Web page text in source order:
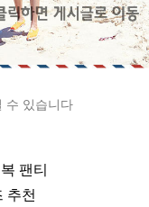
수 있습니다
팬티
추천